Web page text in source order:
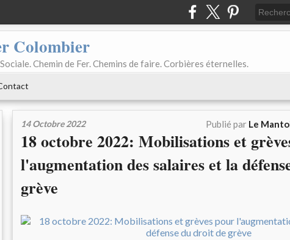
Colombier
Chemin de Fer. Chemins de faire. Corbières éternelles.
14 Octobre 2022 Publié par Le
18 octobre 2022: Mobilisations et
l'augmentation des salaires et la
grève